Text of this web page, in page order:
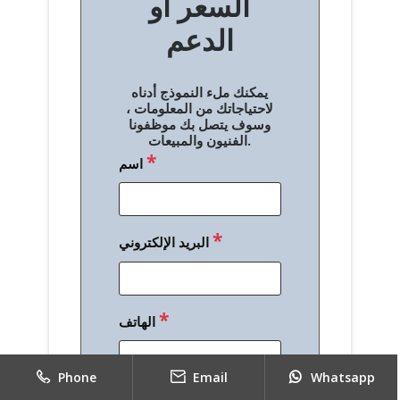
الدعم
يمكنك ملء النموذج أدناه
لاحتياجاتك من المعلومات ،
وسوف يتصل بك موظفونا
الفنيون والمبيعات.
اسم*
البريد الإلكتروني*
الهاتف*
Phone Email Whatsapp